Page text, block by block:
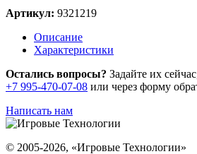
Артикул: 9321219
Описание
Характеристики
Остались вопросы? Задайте их
+7 995-470-07-08 или через форму
Написать нам
© 2005-2026, «Игровые Технологии»